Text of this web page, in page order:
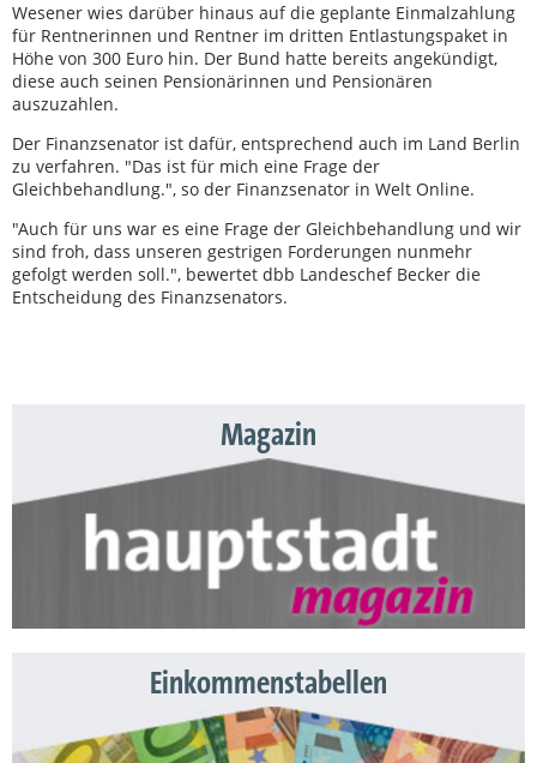
Wesener wies darüber hinaus auf die geplante Einmalzahlung
für Rentnerinnen und Rentner im dritten Entlastungspaket in
Höhe von 300 Euro hin. Der Bund hatte bereits angekündigt,
diese auch seinen Pensionärinnen und Pensionären
auszuzahlen.
Der Finanzsenator ist dafür, entsprechend auch im Land Berlin
zu verfahren. "Das ist für mich eine Frage der
Gleichbehandlung.", so der Finanzsenator in Welt Online.
"Auch für uns war es eine Frage der Gleichbehandlung und wir
sind froh, dass unseren gestrigen Forderungen nunmehr
gefolgt werden soll.", bewertet dbb Landeschef Becker die
Entscheidung des Finanzsenators.
Magazin
Einkommenstabellen